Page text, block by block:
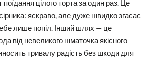
цілого торта за один раз. Це
яскраво, але дуже швидко згасає
лише попіл. Інший шлях — це
від невеликого шматочка якісного
тривалу радість без шкоди для